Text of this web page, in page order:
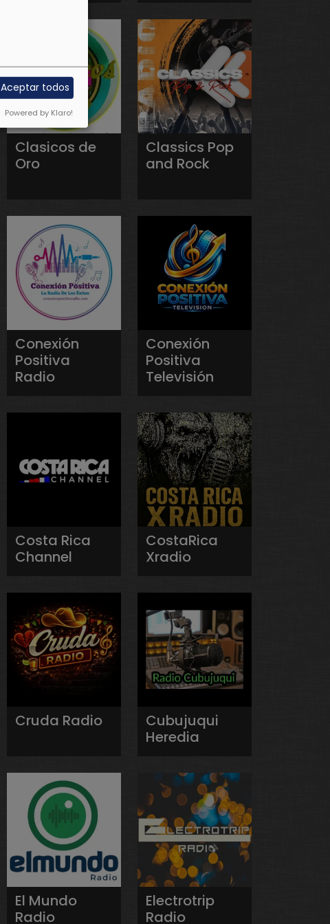
Clasicos de
Oro
Classics Pop
and Rock
Conexión
Positiva
Radio
Conexión
Positiva
Televisión
Costa Rica
Channel
CostaRica
Xradio
Cruda Radio
Cubujuqui
Heredia
El Mundo
Radio
Electrotrip
Radio
Aceptar todos
Powered by Klaro!